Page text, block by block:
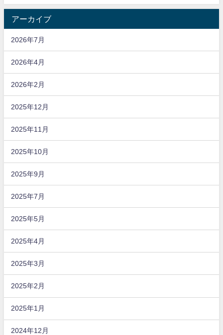
アーカイブ
2026年7月
2026年4月
2026年2月
2025年12月
2025年11月
2025年10月
2025年9月
2025年7月
2025年5月
2025年4月
2025年3月
2025年2月
2025年1月
2024年12月